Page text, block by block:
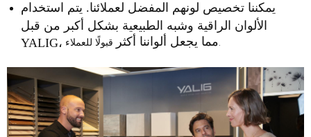
يمكننا تخصيص لونهم المفضل لعملائنا. يتم استخدام
الألوان الراقية وشبه الطبيعية بشكل أكبر من قبل
YALIG،
مما يجعل ألواننا أكثرقبولًا للعملاء.